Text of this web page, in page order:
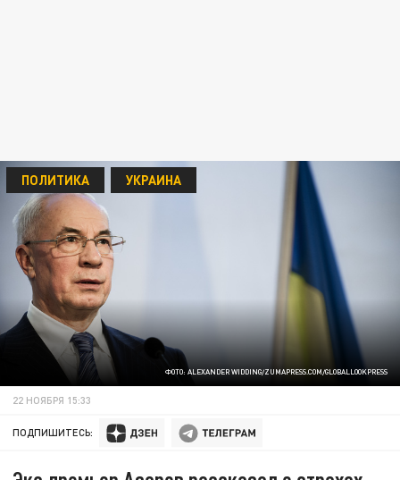
ФОТО: ALEXANDER WIDDING/ZUMAPRESS.COM/GLOBALLOOKPRESS
ПОЛИТИКА УКРАИНА
22 НОЯБРЯ 15:33
ПОДПИШИТЕСЬ: